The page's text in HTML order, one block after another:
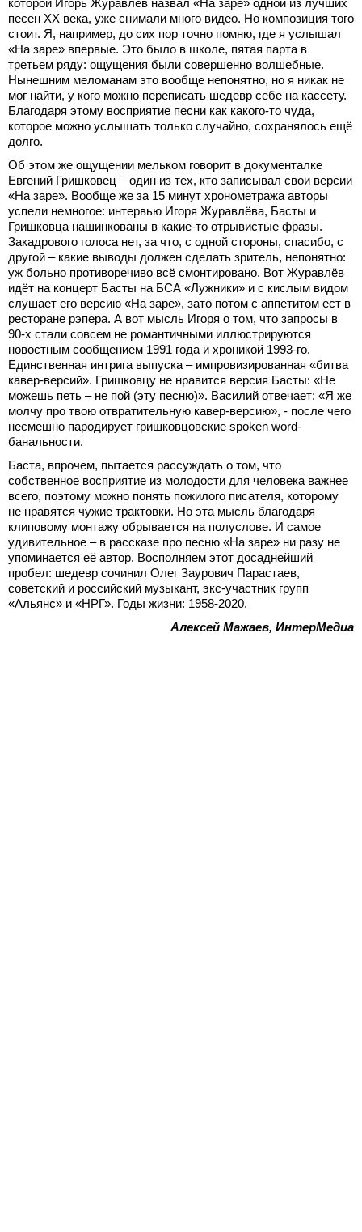
которой Игорь Журавлёв назвал «На заре» одной из лучших
песен ХХ века, уже снимали много видео. Но композиция того
стоит. Я, например, до сих пор точно помню, где я услышал
«На заре» впервые. Это было в школе, пятая парта в
третьем ряду: ощущения были совершенно волшебные.
Нынешним меломанам это вообще непонятно, но я никак не
мог найти, у кого можно переписать шедевр себе на кассету.
Благодаря этому восприятие песни как какого-то чуда,
которое можно услышать только случайно, сохранялось ещё
долго.
Об этом же ощущении мельком говорит в документалке
Евгений Гришковец – один из тех, кто записывал свои версии
«На заре». Вообще же за 15 минут хронометража авторы
успели немногое: интервью Игоря Журавлёва, Басты и
Гришковца нашинкованы в какие-то отрывистые фразы.
Закадрового голоса нет, за что, с одной стороны, спасибо, с
другой – какие выводы должен сделать зритель, непонятно:
уж больно противоречиво всё смонтировано. Вот Журавлёв
идёт на концерт Басты на БСА «Лужники» и с кислым видом
слушает его версию «На заре», зато потом с аппетитом ест в
ресторане рэпера. А вот мысль Игоря о том, что запросы в
90-х стали совсем не романтичными иллюстрируются
новостным сообщением 1991 года и хроникой 1993-го.
Единственная интрига выпуска – импровизированная «битва
кавер-версий». Гришковцу не нравится версия Басты: «Не
можешь петь – не пой (эту песню)». Василий отвечает: «Я же
молчу про твою отвратительную кавер-версию», - после чего
несмешно пародирует гришковцовские spoken word-
банальности.
Баста, впрочем, пытается рассуждать о том, что
собственное восприятие из молодости для человека важнее
всего, поэтому можно понять пожилого писателя, которому
не нравятся чужие трактовки. Но эта мысль благодаря
клиповому монтажу обрывается на полуслове. И самое
удивительное – в рассказе про песню «На заре» ни разу не
упоминается её автор. Восполняем этот досаднейший
пробел: шедевр сочинил Олег Заурович Парастаев,
советский и российский музыкант, экс-участник групп
«Альянс» и «НРГ». Годы жизни: 1958-2020.
Алексей Мажаев, ИнтерМедиа